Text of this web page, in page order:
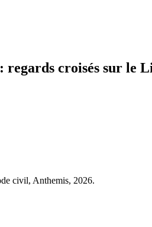
croisés sur le
civil, Anthemis, 2026.